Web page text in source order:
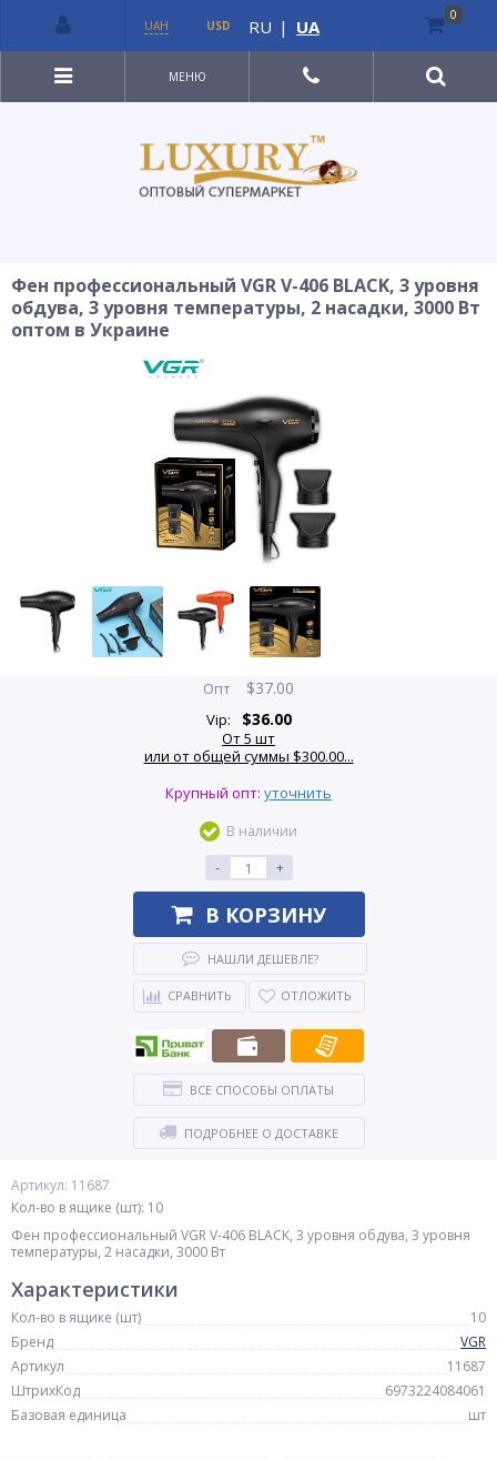
МЕНЮ
Фен профессиональный VGR V-406 BLACK, 3 уровня
обдува, 3 уровня температуры, 2 насадки, 3000 Вт
оптом в Украине
Артикул: 11687
Кол-во в ящике (шт): 10
Фен профессиональный VGR V-406 BLACK, 3 уровня обдува, 3 уровня
температуры, 2 насадки, 3000 Вт
Опт $37.00
Vip: $36.00
От 5 шт
или от общей суммы $300.00...
Крупный опт: уточнить
В наличии
-
+
В КОРЗИНУ
НАШЛИ ДЕШЕВЛЕ?
СРАВНИТЬ ОТЛОЖИТЬ
ВСЕ СПОСОБЫ ОПЛАТЫ
ПОДРОБНЕЕ О ДОСТАВКЕ
Характеристики
Кол-во в ящике (шт)
10
Бренд
VGR
Артикул
11687
ШтрихКод
6973224084061
Базовая единица
шт
UAH USD RU | UA
0